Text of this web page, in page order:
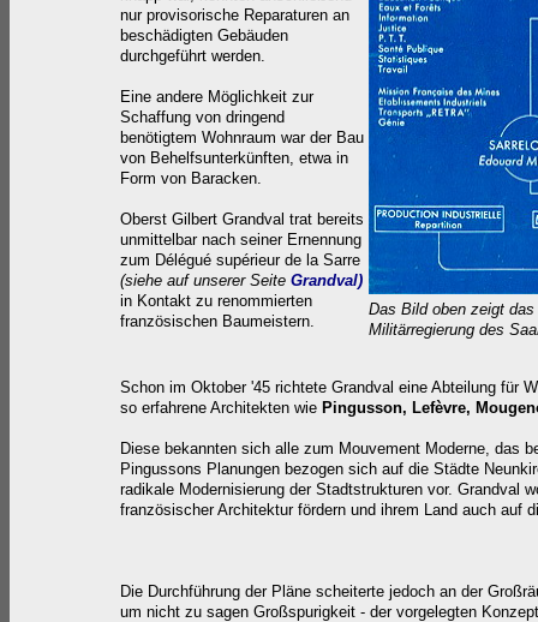
nur provisorische Reparaturen an
beschädigten Gebäuden
durchgeführt werden.
Eine andere Möglichkeit zur
Schaffung von dringend
benötigtem Wohnraum war der Bau
von Behelfsunterkünften, etwa in
Form von Baracken.
Oberst Gilbert Grandval trat bereits
unmittelbar nach seiner Ernennung
zum Délégué supérieur de la Sarre
(siehe auf unserer Seite Grandval)
in Kontakt zu renommierten
französischen Baumeistern.
Das Bild oben zeigt
Militärregierung des
Schon im Oktober '45 richtete Grandval eine Abteilung für
so erfahrene Architekten wie Pingusson, Lefèvre,
Diese bekannten sich alle zum Mouvement Moderne, das
Pingussons Planungen bezogen sich auf die Städte
radikale Modernisierung der Stadtstrukturen vor. Grandval
französischer Architektur fördern und ihrem Land auch auf
Die Durchführung der Pläne scheiterte jedoch an der
um nicht zu sagen Großspurigkeit - der vorgelegten